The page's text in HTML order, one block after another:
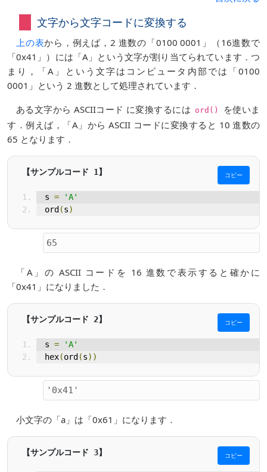
文字から文字コードに変換する
上の表から，例えば，2 進数の「0100 0001」（16進数で
「0x41」）には「A」という文字が割り当てられています．つ
まり，「A」という文字はコンピュータ内部では「0100
0001」という 2 進数として処理されています．
ある文字から ASCIIコード に変換するには ord()
を使いま
す．例えば，「A」から ASCII コードに変換すると 10 進数の
65 となります．
コピー
s =
'A'
ord (s)
「A」の ASCII コードを 16 進数で表示すると確かに
「0x41」になりました．
コピー
s =
'A'
hex(ord (s))
小文字の「a」は「0x61」になります．
コピー